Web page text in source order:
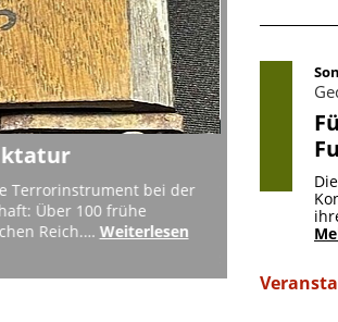
Gedenkorte der
der HAW Kiel ein
geht und warum es
Das breite
Lernorte zur